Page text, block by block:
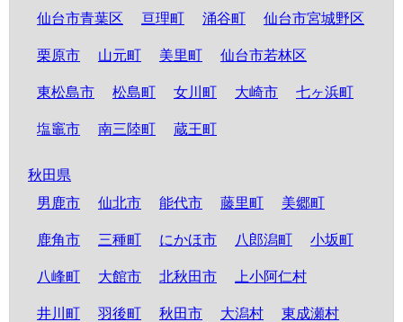
仙台市青葉区 亘理町 涌谷町 仙台市宮城野区
栗原市 山元町 美里町 仙台市若林区
東松島市 松島町 女川町 大崎市 七ヶ浜町
塩竈市 南三陸町 蔵王町
秋田県
男鹿市
仙北市 能代市 藤里町 美郷町
鹿角市 三種町 にかほ市 八郎潟町 小坂町
八峰町 大館市 北秋田市 上小阿仁村
井川町 羽後町 秋田市 大潟村 東成瀬村